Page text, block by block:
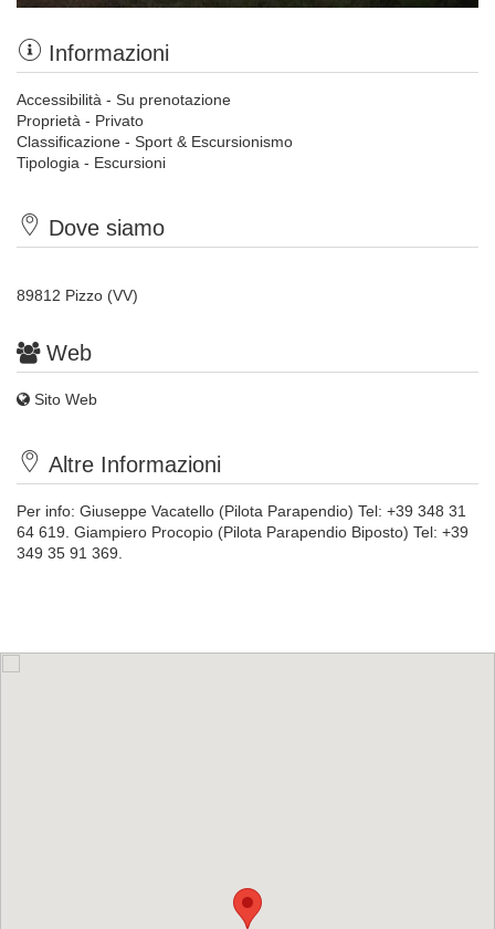
Informazioni
Accessibilità - Su prenotazione
Proprietà - Privato
Classificazione - Sport & Escursionismo
Tipologia - Escursioni
Dove siamo
89812 Pizzo (VV)
Web
Sito Web
Altre Informazioni
Per info: Giuseppe Vacatello (Pilota Parapendio) Tel: +39 348 31
64 619. Giampiero Procopio (Pilota Parapendio Biposto) Tel: +39
349 35 91 369.